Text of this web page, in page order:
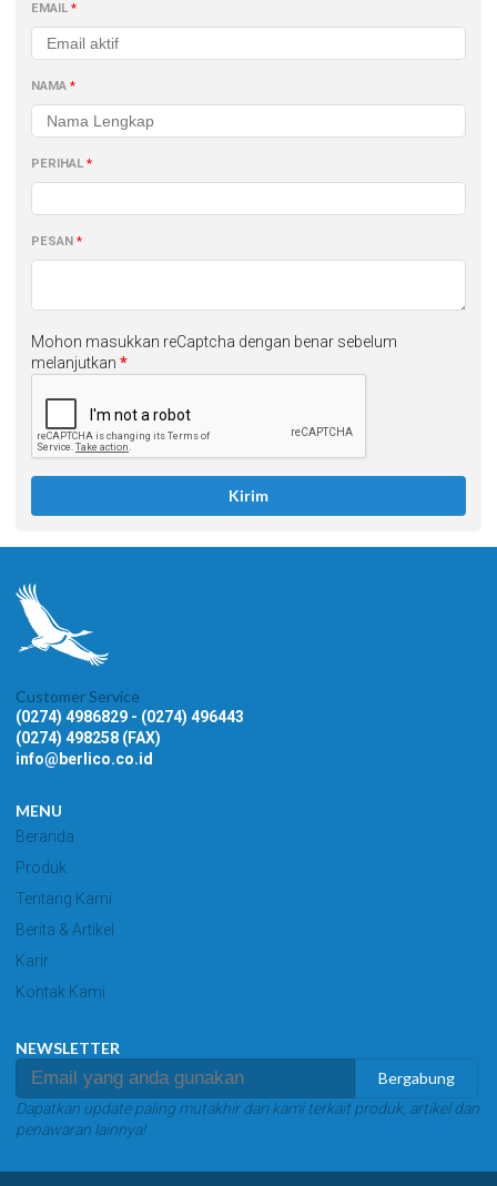
EMAIL
NAMA
PERIHAL
PESAN
Mohon masukkan reCaptcha dengan benar sebelum
melanjutkan
Kirim
Customer Service
(0274) 4986829 - (0274) 496443
(0274) 498258 (FAX)
info@berlico.co.id
MENU
Beranda
Produk
Tentang Kami
Berita & Artikel
Karir
Kontak Kami
NEWSLETTER
Bergabung
Dapatkan update paling mutakhir dari kami terkait produk, artikel dan
penawaran lainnya!